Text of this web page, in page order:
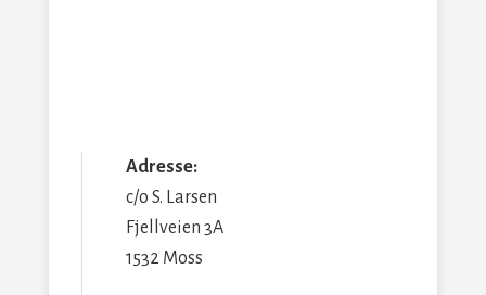
Adresse:
c/o S. Larsen
Fjellveien 3A
1532 Moss